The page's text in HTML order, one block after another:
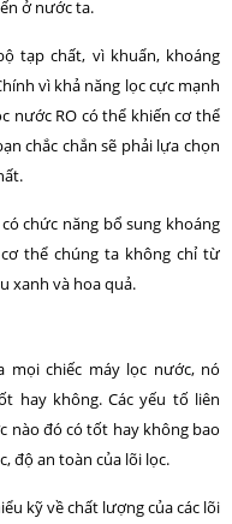
ở nước ta.
tạp chất, vì khuẩn, khoáng
vì khả năng lọc cực mạnh
nước RO có thể khiến cơ thể
chắc chắn sẽ phải lựa chọn
chức năng bổ sung khoáng
thể chúng ta không chỉ từ
xanh và hoa quả.
chiếc máy lọc nước, nó
hay không. Các yếu tố liên
nào đó có tốt hay không bao
độ an toàn của lõi lọc.
kỹ về chất lượng của các lõi